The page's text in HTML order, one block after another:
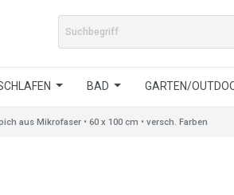
BAD GARTEN/
aus Mikrofaser • 60 x 100 cm • versch. Farben